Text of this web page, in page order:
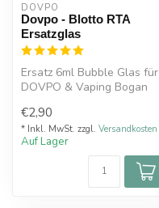
DOVPO
Dovpo - Blotto RTA
Ersatzglas
Ersatz 6ml Bubble Glas für
DOVPO & Vaping Bogan
€2,90
* Inkl. MwSt. zzgl. Versandkosten
Auf Lager